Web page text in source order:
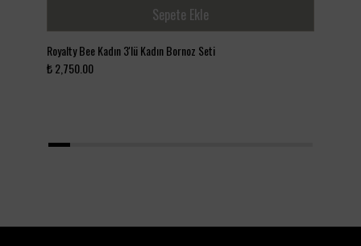
30°C’de makinede yıkanabilir
Düşük ısıda ütülenebilir
Ağartıcı kullanılmamalıdır
Kurutma makinesinde düşük ısı önerilir
Sepete Ekle
Royalty Bee Kadın 3'lü Kadın Bornoz Seti
₺ 2,750.00
1